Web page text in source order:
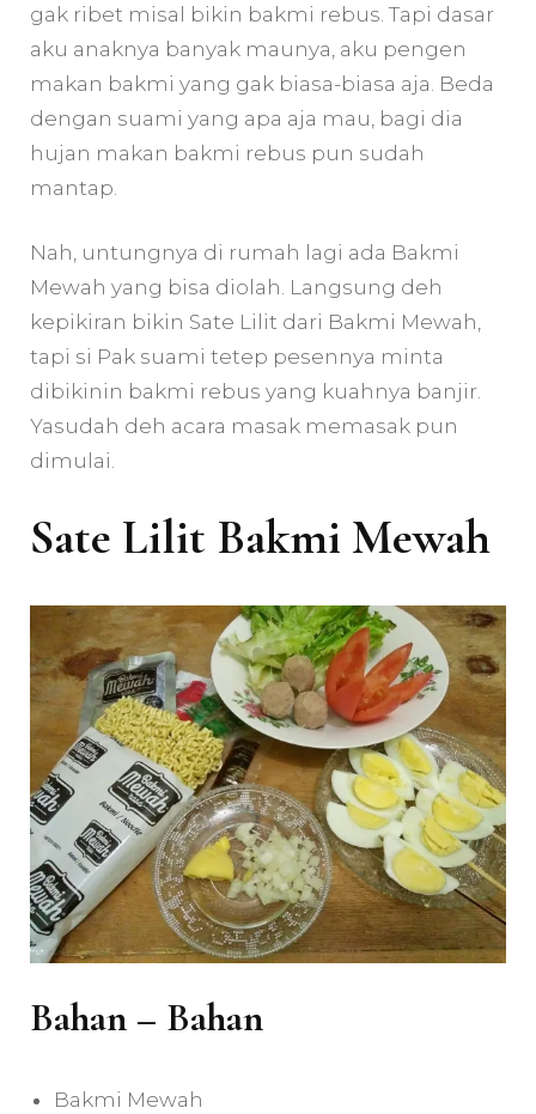
gak ribet misal bikin bakmi rebus. Tapi dasar
aku anaknya banyak maunya, aku pengen
makan bakmi yang gak biasa-biasa aja. Beda
dengan suami yang apa aja mau, bagi dia
hujan makan bakmi rebus pun sudah
mantap.
Nah, untungnya di rumah lagi ada Bakmi
Mewah yang bisa diolah. Langsung deh
kepikiran bikin Sate Lilit dari Bakmi Mewah,
tapi si Pak suami tetep pesennya minta
dibikinin bakmi rebus yang kuahnya banjir.
Yasudah deh acara masak memasak pun
dimulai.
Sate Lilit Bakmi Mewah
Bahan – Bahan
Bakmi Mewah